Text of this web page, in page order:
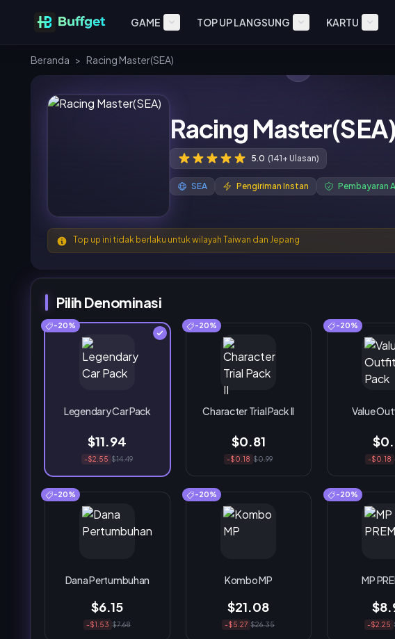
GAME TOP UP LANGSUNG KARTU
Beranda > Racing Master(SEA)
Racing Master(SEA)
5.0 (141+ Ulasan)
SEA Pengiriman Instan Pembayaran
Top up ini tidak berlaku untuk wilayah Taiwan dan Jepang
Pilih Denominasi
-20%
Legendary Car Pack
$11.94
-$2.55 $14.49
-20%
Character Trial Pack II
$0.81
-$0.18 $0.99
-20%
Value
-$0.18
-20%
Dana Pertumbuhan
$6.15
-$1.53 $7.68
-20%
Kombo MP
$21.08
-$5.27 $26.35
-20%
MP
-$2.25